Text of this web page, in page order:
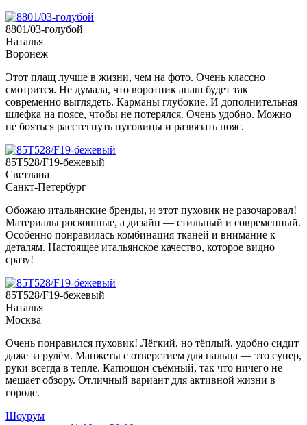
8801/03-голубой
Наталья
Воронеж
Этот плащ лучше в жизни, чем на фото. Очень классно
смотрится. Не думала, что воротник апаш будет так
современно выглядеть. Карманы глубокие. И дополнительная
шлефка на поясе, чтобы не потерялся. Очень удобно. Можно
не бояться расстегнуть пуговицы и развязать пояс.
85T528/F19-бежевый
Светлана
Санкт-Петербург
Обожаю итальянские бренды, и этот пуховик не разочаровал!
Материалы роскошные, а дизайн — стильный и современный.
Особенно понравилась комбинация тканей и внимание к
деталям. Настоящее итальянское качество, которое видно
сразу!
85T528/F19-бежевый
Наталья
Москва
Очень понравился пуховик! Лёгкий, но тёплый, удобно сидит
даже за рулём. Манжеты с отверстием для пальца — это супер,
руки всегда в тепле. Капюшон съёмный, так что ничего не
мешает обзору. Отличный вариант для активной жизни в
городе.
Шоурум